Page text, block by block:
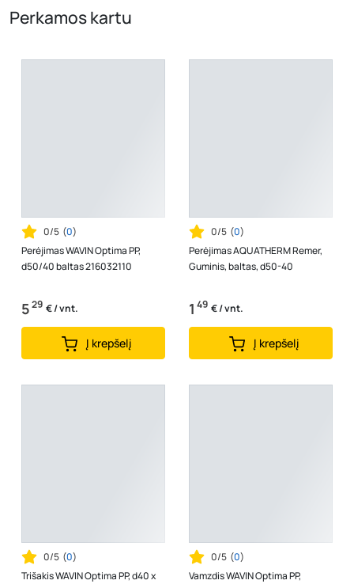
Perkamos kartu
0/5 (0)
Perėjimas WAVIN Optima PP,
d50/40 baltas 216032110
529 € / vnt.
Į krepšelį
0/5 (0)
Perėjimas AQUATHERM Remer,
Guminis, baltas, d50-40
1 49 € / vnt.
Į krepšelį
0/5 (0)
Trišakis WAVIN Optima PP, d40 x
0/5 (0)
Vamzdis WAVIN Optima PP,